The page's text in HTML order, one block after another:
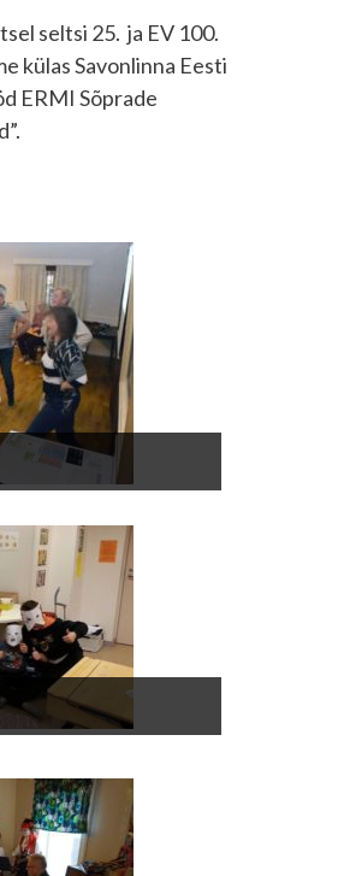
seltsi 25. ja EV 100.
külas Savonlinna Eesti
ERMI Sõprade